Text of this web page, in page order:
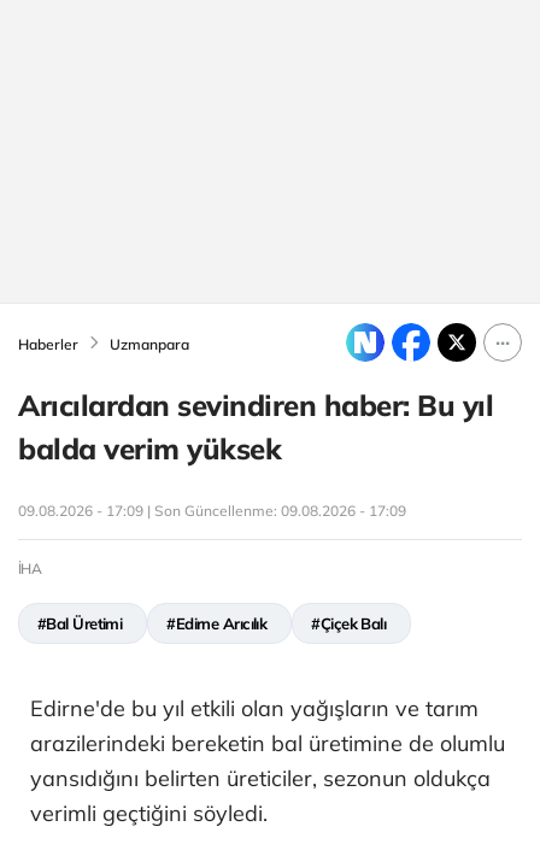
Haberler Uzmanpara
Arıcılardan sevindiren haber: Bu yıl
balda verim yüksek
09.08.2026 - 17:09 | Son Güncellenme: 09.08.2026 - 17:09
İHA
#Bal Üretimi #Edirne Arıcılık #Çiçek Balı
Edirne'de bu yıl etkili olan yağışların ve tarım
arazilerindeki bereketin bal üretimine de olumlu
yansıdığını belirten üreticiler, sezonun oldukça
verimli geçtiğini söyledi.